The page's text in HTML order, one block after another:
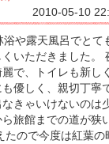
2010-05-10
や露天風呂でとて
いただきました。
で、トイレも新し
優しく、親切丁寧
きゃいけないのは
旅館までの道が狭
たので今度は紅葉の